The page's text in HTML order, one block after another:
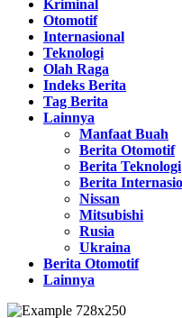
Kriminal
Otomotif
Internasional
Teknologi
Olah Raga
Indeks Berita
Tag Berita
Lainnya
Manfaat Buah
Berita Otomotif
Berita Teknologi
Berita
Nissan
Mitsubishi
Rusia
Ukraina
Berita Otomotif
Lainnya